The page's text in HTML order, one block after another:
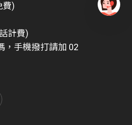
費)
計費)
，手機撥打請加 02